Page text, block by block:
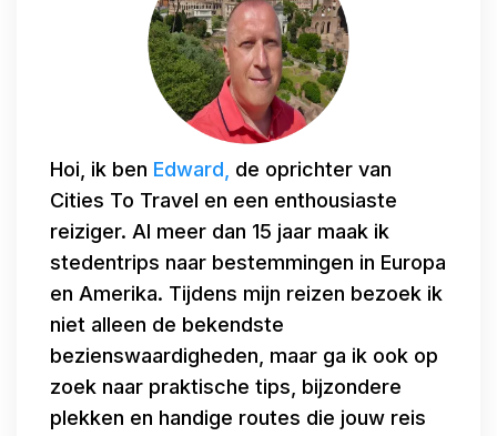
Hoi, ik ben Edward, de oprichter van
Cities To Travel en een enthousiaste
reiziger. Al meer dan 15 jaar maak ik
stedentrips naar bestemmingen in Europa
en Amerika. Tijdens mijn reizen bezoek ik
niet alleen de bekendste
bezienswaardigheden, maar ga ik ook op
zoek naar praktische tips, bijzondere
plekken en handige routes die jouw reis